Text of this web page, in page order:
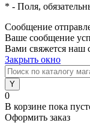
* - Поля,
Сообщение
Ваше сообщение
Вами свяжется наш
Закрыть окно
0
В корзине пока
Оформить заказ